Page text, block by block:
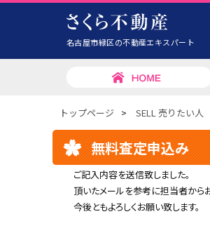
名古屋市緑区の不動産エキスパート
トップページ > SELL 売りたい人
無料査定申込み
ご記入内容を送信致しました。
頂いたメールを参考に担当者から
今後ともよろしくお願い致します。